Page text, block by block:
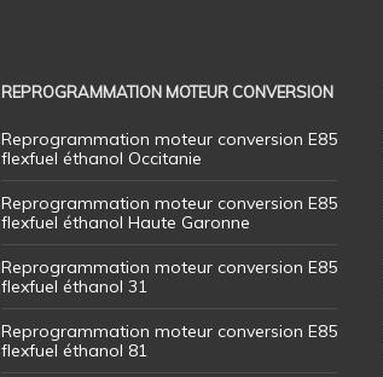
REPROGRAMMATION MOTEUR CONVERSION
Reprogrammation moteur conversion E85
flexfuel éthanol Occitanie
Reprogrammation moteur conversion E85
flexfuel éthanol Haute Garonne
Reprogrammation moteur conversion E85
flexfuel éthanol 31
Reprogrammation moteur conversion E85
flexfuel éthanol 81